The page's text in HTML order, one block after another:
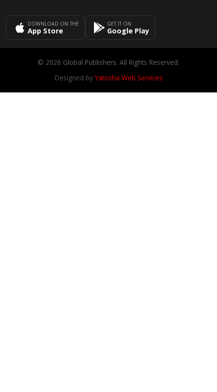
DOWNLOAD ON THE
App Store
GET IT ON
Google Play
© 2026 Global Publishers. All Rights Reserved.
Designed byYatosha Web Services